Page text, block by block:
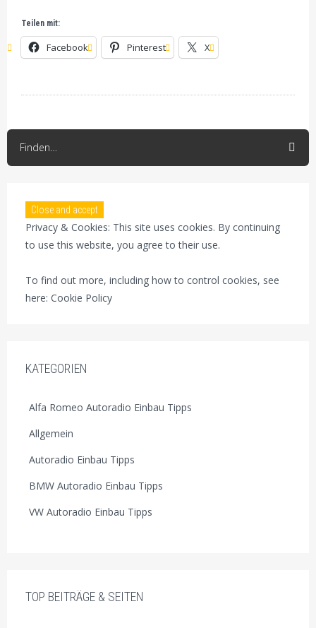
Teilen mit:
Facebook Pinterest X
Finden…
Privacy & Cookies: This site uses cookies. By continuing
to use this website, you agree to their use.
To find out more, including how to control cookies, see
here: Cookie Policy
KATEGORIEN
Alfa Romeo Autoradio Einbau Tipps
Allgemein
Autoradio Einbau Tipps
BMW Autoradio Einbau Tipps
VW Autoradio Einbau Tipps
TOP BEITRÄGE & SEITEN